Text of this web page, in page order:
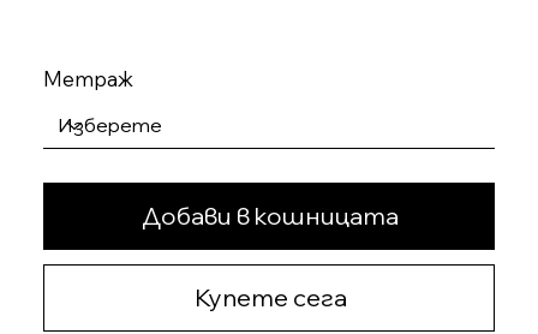
Метраж
Добави в кошницата
Купете сега